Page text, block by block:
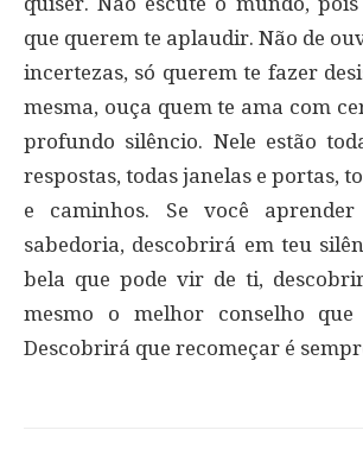
que querem te aplaudir. Não de
incertezas, só querem te fazer
mesma, ouça quem te ama com
profundo silêncio. Nele estão
respostas, todas janelas e portas,
e caminhos. Se você
sabedoria, descobrirá em teu
bela que pode vir de ti,
mesmo o melhor conselho
Descobrirá que recomeçar é